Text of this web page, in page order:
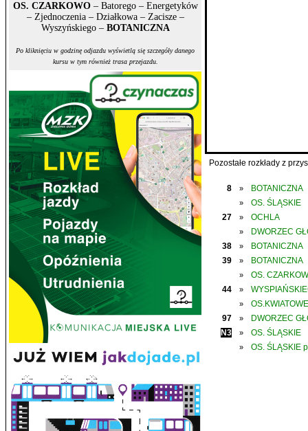
OS. CZARKOWO– Batorego – Energetyków
– Zjednoczenia – Działkowa – Zacisze –
Wyszyńskiego – BOTANICZNA
Po kliknięciu w godzinę odjazdu wyświetlą się szczegóły danego
kursu w tym również trasa przejazdu.
Pozostałe rozkłady z
8 » BOTANICZNA
»
OS. ŚLĄSKIE
27
» OCHLA
»
DWORZEC
38
»
BOTANICZNA
39
» BOTANICZNA
»
OS.
44
»
»
OS.KWIATOWE
97
»
DWORZEC
N3
» OS. ŚLĄSKIE
» OS. ŚLĄSKIE